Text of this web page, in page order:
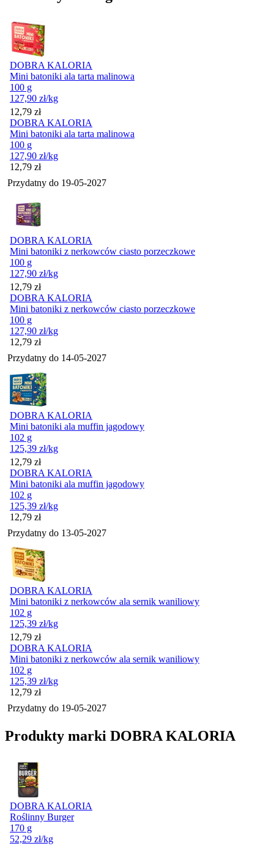
DOBRA KALORIA
Mini batoniki ala tarta malinowa
100 g
127,90 zł/kg
Cena
12,79 zł
DOBRA KALORIA
Mini batoniki ala tarta malinowa
100 g
127,90 zł/kg
Cena
12,79 zł
Przydatny do 19-05-2027
DOBRA KALORIA
Mini batoniki z nerkowców ciasto porzeczkowe
100 g
127,90 zł/kg
Cena
12,79 zł
DOBRA KALORIA
Mini batoniki z nerkowców ciasto porzeczkowe
100 g
127,90 zł/kg
Cena
12,79 zł
Przydatny do 14-05-2027
DOBRA KALORIA
Mini batoniki ala muffin jagodowy
102 g
125,39 zł/kg
Cena
12,79 zł
DOBRA KALORIA
Mini batoniki ala muffin jagodowy
102 g
125,39 zł/kg
Cena
12,79 zł
Przydatny do 13-05-2027
DOBRA KALORIA
Mini batoniki z nerkowców ala sernik waniliowy
102 g
125,39 zł/kg
Cena
12,79 zł
DOBRA KALORIA
Mini batoniki z nerkowców ala sernik waniliowy
102 g
125,39 zł/kg
Cena
12,79 zł
Przydatny do 19-05-2027
Produkty marki DOBRA KALORIA
DOBRA KALORIA
Roślinny Burger
170 g
52,29 zł/kg